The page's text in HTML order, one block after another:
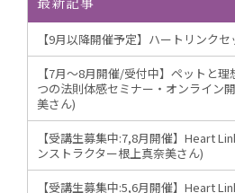
【9月以降開催予定】ハートリンク
【7月～8月開催/受付中】ペットと
つの法則体感セミナー・オンライン
美さん)
【受講生募集中:7,8月開催】Heart
ンストラクター根上真奈美さん)
【受講生募集中:5,6月開催】Heart